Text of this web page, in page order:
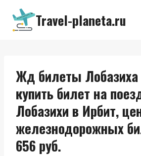
Перейти
содержимому
Travel-planeta.ru
Жд билеты
купить билет на
Лобазихи в Ирбит,
железнодорожных
656 руб.